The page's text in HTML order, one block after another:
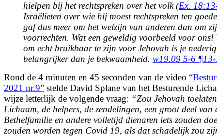
hielpen bij het rechtspreken over het volk (Ex.
Israëlieten over wie hij moest rechtspreken ten
gaf dus meer om het welzijn van anderen dan om
voorrechten. Wat een geweldig voorbeeld voor ons!
om echt bruikbaar te zijn voor Jehovah is je
belangrijker dan je bekwaamheid. w19.09 5-6
Rond de 4 minuten en 45 seconden van de video
2021 nr.9” stelde David Splane van het Besturende
wijze letterlijk de volgende vraag: “Zou Jehovah
Lichaam, de helpers, de zendelingen, een groot deel van
Bethelfamilie en andere volletijd dienaren iets zouden
zouden worden tegen Covid 19, als dat schadelijk zou